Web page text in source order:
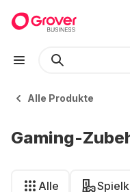
Alle Produkte
Gaming-
Alle